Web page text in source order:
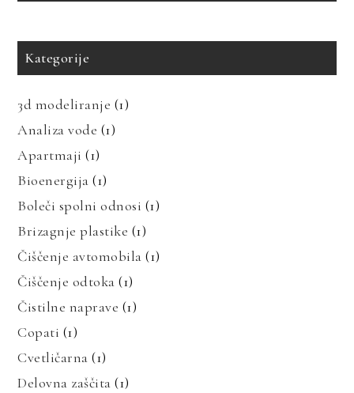
Kategorije
3d modeliranje (1)
Analiza vode (1)
Apartmaji (1)
Bioenergija (1)
Boleči spolni odnosi (1)
Brizagnje plastike (1)
Čiščenje avtomobila (1)
Čiščenje odtoka (1)
Čistilne naprave (1)
Copati (1)
Cvetličarna (1)
Delovna zaščita (1)